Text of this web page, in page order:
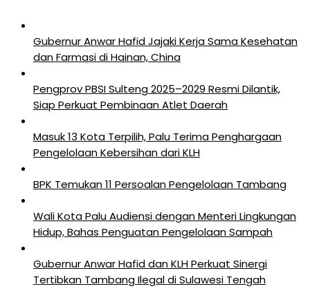
Gubernur Anwar Hafid Jajaki Kerja Sama Kesehatan
dan Farmasi di Hainan, China
Pengprov PBSI Sulteng 2025–2029 Resmi Dilantik,
Siap Perkuat Pembinaan Atlet Daerah
Masuk 13 Kota Terpilih, Palu Terima Penghargaan
Pengelolaan Kebersihan dari KLH
BPK Temukan 11 Persoalan Pengelolaan Tambang
Wali Kota Palu Audiensi dengan Menteri Lingkungan
Hidup, Bahas Penguatan Pengelolaan Sampah
Gubernur Anwar Hafid dan KLH Perkuat Sinergi
Tertibkan Tambang Ilegal di Sulawesi Tengah